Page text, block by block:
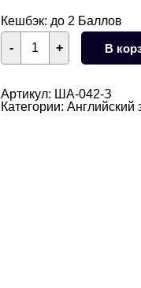
Кешбэк: до 2 Баллов
+
Количество
товара
Швензы
замок
19
мм
- В
Артикул: ША-042-З
Категории: Английский